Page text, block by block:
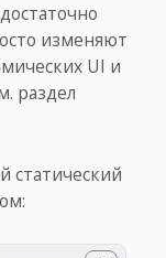
изменяют
UI и
раздел
статический